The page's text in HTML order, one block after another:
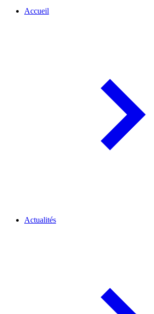
Accueil
Actualités